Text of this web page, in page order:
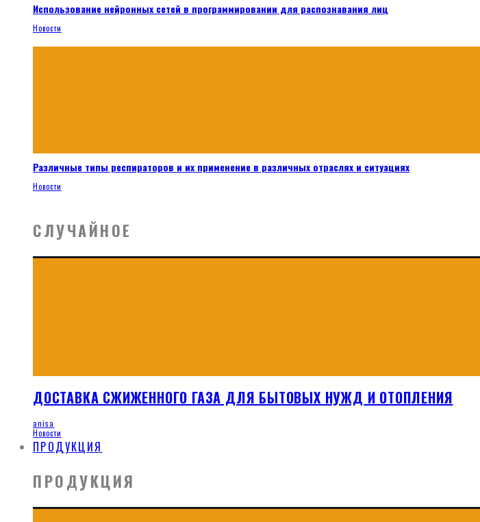
Использование нейронных сетей в программировании для распознавания лиц
Новости
Различные типы респираторов и их применение в различных отраслях и ситуациях
Новости
СЛУЧАЙНОЕ
ДОСТАВКА СЖИЖЕННОГО ГАЗА ДЛЯ БЫТОВЫХ НУЖД И ОТОПЛЕНИЯ
anisa
Новости
ПРОДУКЦИЯ
ПРОДУКЦИЯ